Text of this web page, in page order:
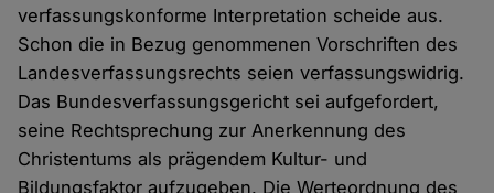
verfassungskonforme Interpretation scheide aus.
Schon die in Bezug genommenen Vorschriften des
Landesverfassungsrechts seien verfassungswidrig.
Das Bundesverfassungsgericht sei aufgefordert,
seine Rechtsprechung zur Anerkennung des
Christentums als prägendem Kultur- und
Bildungsfaktor aufzugeben. Die Werteordnung des